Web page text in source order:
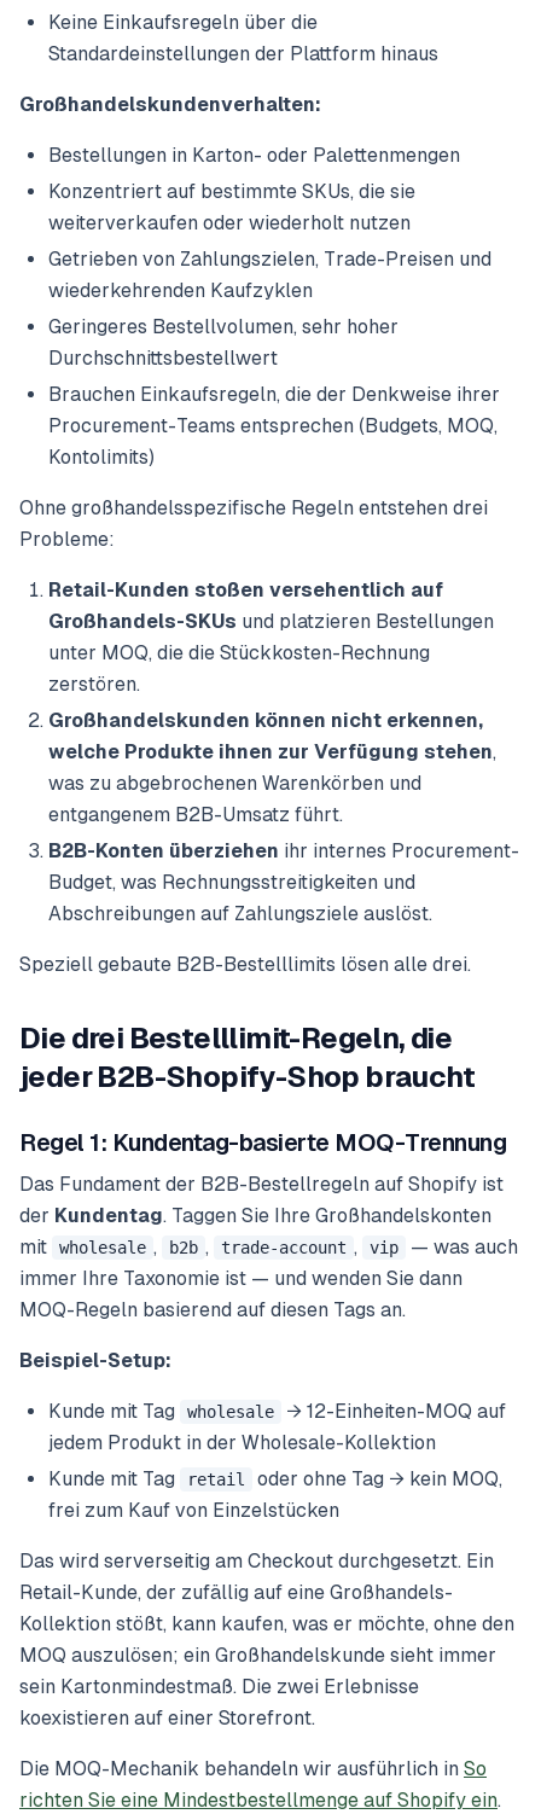
Keine Einkaufsregeln über die
Standardeinstellungen der Plattform hinaus
Großhandelskundenverhalten:
Bestellungen in Karton- oder Palettenmengen
Konzentriert auf bestimmte SKUs, die sie
weiterverkaufen oder wiederholt nutzen
Getrieben von Zahlungszielen, Trade-Preisen und
wiederkehrenden Kaufzyklen
Geringeres Bestellvolumen, sehr hoher
Durchschnittsbestellwert
Brauchen Einkaufsregeln, die der Denkweise ihrer
Procurement-Teams entsprechen (Budgets, MOQ,
Kontolimits)
Ohne großhandelsspezifische Regeln entstehen drei
Probleme:
Retail-Kunden stoßen versehentlich auf
Großhandels-SKUs und platzieren Bestellungen
unter MOQ, die die Stückkosten-Rechnung
zerstören.
Großhandelskunden können nicht erkennen,
welche Produkte ihnen zur Verfügung stehen,
was zu abgebrochenen Warenkörben und
entgangenem B2B-Umsatz führt.
B2B-Konten überziehen ihr internes Procurement-
Budget, was Rechnungsstreitigkeiten und
Abschreibungen auf Zahlungsziele auslöst.
Speziell gebaute B2B-Bestelllimits lösen alle drei.
Die drei Bestelllimit-Regeln, die
jeder B2B-Shopify-Shop braucht
Regel 1: Kundentag-basierte MOQ-Trennung
Das Fundament der B2B-Bestellregeln auf Shopify ist
der Kundentag. Taggen Sie Ihre Großhandelskonten
mit
wholesale , b2b , trade-account , vip
— was auch
immer Ihre Taxonomie ist — und wenden Sie dann
MOQ-Regeln basierend auf diesen Tags an.
Beispiel-Setup:
Kunde mit Tag wholesale
→ 12-Einheiten-MOQ auf
jedem Produkt in der Wholesale-Kollektion
Kunde mit Tag
retail
oder ohne Tag → kein MOQ,
frei zum Kauf von Einzelstücken
Das wird serverseitig am Checkout durchgesetzt. Ein
Retail-Kunde, der zufällig auf eine Großhandels-
Kollektion stößt, kann kaufen, was er möchte, ohne den
MOQ auszulösen; ein Großhandelskunde sieht immer
sein Kartonmindestmaß. Die zwei Erlebnisse
koexistieren auf einer Storefront.
Die MOQ-Mechanik behandeln wir ausführlich in So
richten Sie eine Mindestbestellmenge auf Shopify ein.